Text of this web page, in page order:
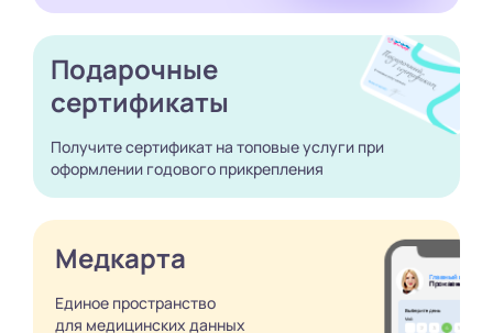
Подарочные
сертификаты
Получите сертификат на топовые услуги при
оформлении годового прикрепления
Медкарта
Единое пространство
для медицинских данных